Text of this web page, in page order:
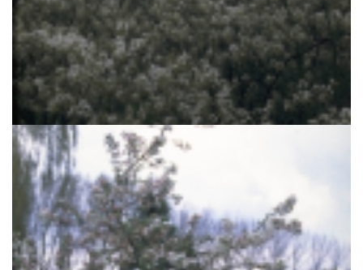
Amerikaans krentenboompje
Amelanchier lamarckii